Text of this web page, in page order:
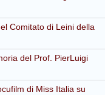
Comitato di Leini della
del Prof. PierLuigi
di Miss Italia su